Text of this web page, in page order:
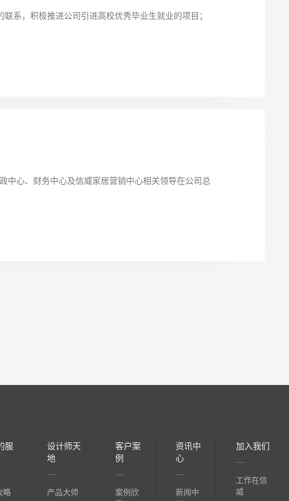
系，积极推进公司引进高校优秀毕业生就业的项目；
中心、财务中心及信威家居营销中心相关领导在公司总
服
略
设计师天
地
产品大师
客户案
例
案例欣
资讯中
心
新闻中
加入我们
工作在信
威